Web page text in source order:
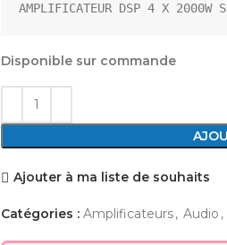
AMPLIFICATEUR DSP 4 X
Disponible sur commande
Ajouter à ma liste de souhaits
Catégories : Amplificateurs, Audio ,